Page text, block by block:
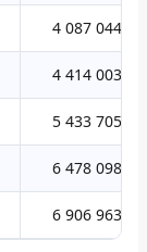
4 087 044
4 414 003
5 433 705
6 478 098
6 906 963